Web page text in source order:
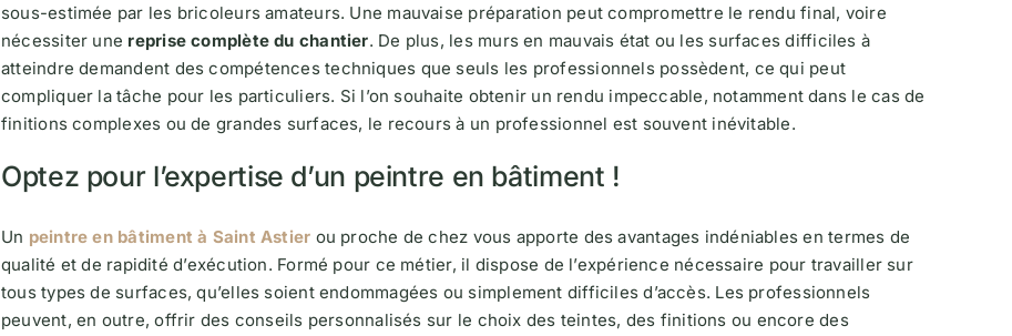
sous-estimée par les bricoleurs amateurs. Une mauvaise préparation peut compromettre le rendu final, voire
nécessiter une reprise complète du chantier. De plus, les murs en mauvais état ou les surfaces difficiles à
atteindre demandent des compétences techniques que seuls les professionnels possèdent, ce qui peut
compliquer la tâche pour les particuliers. Si l’on souhaite obtenir un rendu impeccable, notamment dans le cas de
finitions complexes ou de grandes surfaces, le recours à un professionnel est souvent inévitable.
Optez pour l’expertise d’un peintre en bâtiment !
Un peintre en bâtiment à Saint Astier ou proche de chez vous apporte des avantages indéniables en termes de
qualité et de rapidité d’exécution. Formé pour ce métier, il dispose de l’expérience nécessaire pour travailler sur
tous types de surfaces, qu’elles soient endommagées ou simplement difficiles d’accès. Les professionnels
peuvent, en outre, offrir des conseils personnalisés sur le choix des teintes, des finitions ou encore des